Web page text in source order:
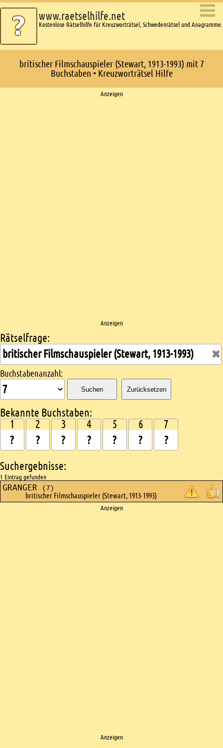
www.raetselhilfe.net
Kostenlose Rätselhilfe für Kreuzworträtsel, Schwedenrätsel und Anagramme.
britischer Filmschauspieler (Stewart, 1913-1993) mit 7
Buchstaben • Kreuzworträtsel Hilfe
Anzeigen
Anzeigen
Kreuzworträtsel suchen
Rätselfrage:
Buchstabenanzahl:
Suchen Zurücksetzen
Bekannte Buchstaben:
1 2 3 4 5 6 7
Suchergebnisse:
1 Eintrag gefunden
GRANGER (7)
britischer Filmschauspieler (Stewart, 1913-1993)
Anzeigen
Anzeigen